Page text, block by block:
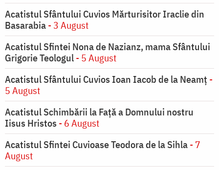
Acatistul Sfântului Cuvios Mărturisitor Iraclie din
Basarabia- 3 August
Acatistul Sfintei Nona de Nazianz, mama Sfântului
Grigorie Teologul- 5 August
Acatistul Sfântului Cuvios Ioan Iacob de la Neamț -
5 August
Acatistul Schimbării la Faţă a Domnului nostru
Iisus Hristos - 6 August
Acatistul Sfintei Cuvioase Teodora de la Sihla- 7
August